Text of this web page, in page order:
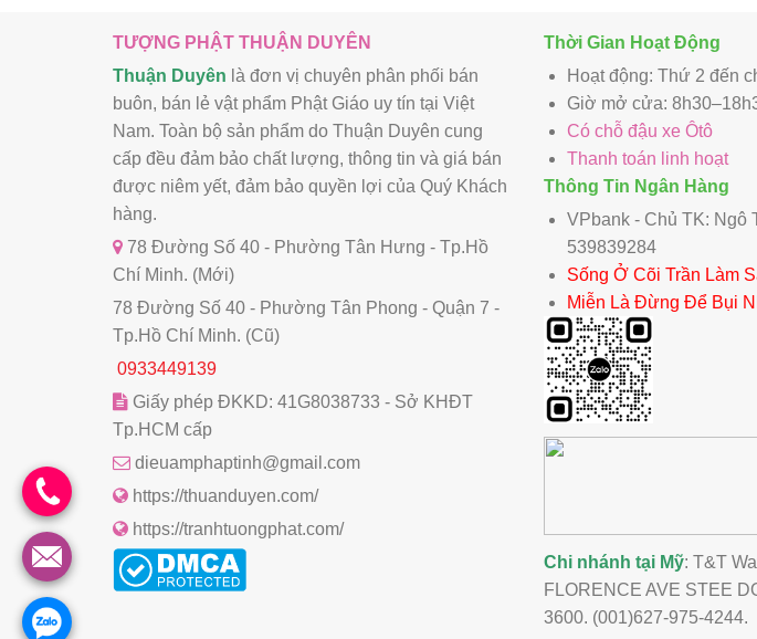
TƯỢNG PHẬT THUẬN DUYÊN
Thuận Duyên là đơn vị chuyên phân phối bán
buôn, bán lẻ vật phẩm Phật Giáo uy tín tại Việt
Nam. Toàn bộ sản phẩm do Thuận Duyên cung
cấp đều đảm bảo chất lượng, thông tin và giá bán
được niêm yết, đảm bảo quyền lợi của Quý Khách
hàng.
78 Đường Số 40 - Phường Tân Hưng - Tp.Hồ
Chí Minh. (Mới)
78 Đường Số 40 - Phường Tân Phong - Quận 7 -
Tp.Hồ Chí Minh. (Cũ)
0933449139
Giấy phép ĐKKD: 41G8038733 - Sở KHĐT
Tp.HCM cấp
dieuamphaptinh@gmail.com
https://thuanduyen.com/
https://tranhtuongphat.com/
Thời Gian Hoạt Động
Hoạt động: Thứ 2 đến
Giờ mở cửa:
Có chỗ đậu xe Ôtô
Thanh toán linh hoạt
Thông Tin Ngân Hàng
VPbank - Chủ TK: Ngô
539839284
Sống Ở Cõi Trần Làm
Miễn Là Đừng Để Bụi
Chi nhánh tại Mỹ: T&T
FLORENCE AVE STEE
3600. (001)627-975-4244.